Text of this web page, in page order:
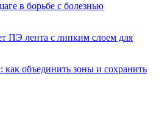
в борьбе с болезнью
ПЭ лента с липким слоем для
как объединить зоны и сохранить